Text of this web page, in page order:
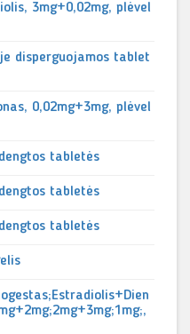
3mg+0,02mg, plėvel
disperguojamos tablet
0,02mg+3mg, plėvel
tabletės
tabletės
tabletės